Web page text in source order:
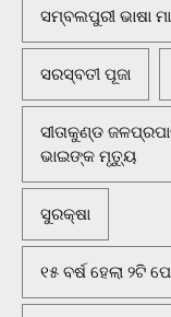
ସମ୍ବଲପୁରୀ ଭାଷା
ସରସ୍ବତୀ ପୂଜା
ସୀତାକୁଣ୍ଡ
ଭାଇଙ୍କ ମୃତ୍ୟୁ
ସୁରକ୍ଷା
୧୫ ବର୍ଷ ହେଲା ୨ଟି